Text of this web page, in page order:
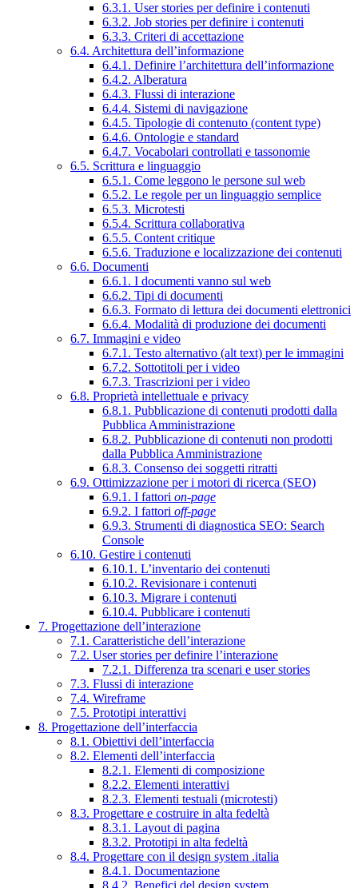
6.3.1. User stories per definire i contenuti
6.3.2. Job stories per definire i contenuti
6.3.3. Criteri di accettazione
6.4. Architettura dell’informazione
6.4.1. Definire l’architettura dell’informazione
6.4.2. Alberatura
6.4.3. Flussi di interazione
6.4.4. Sistemi di navigazione
6.4.5. Tipologie di contenuto (content type)
6.4.6. Ontologie e standard
6.4.7. Vocabolari controllati e tassonomie
6.5. Scrittura e linguaggio
6.5.1. Come leggono le persone sul web
6.5.2. Le regole per un linguaggio semplice
6.5.3. Microtesti
6.5.4. Scrittura collaborativa
6.5.5. Content critique
6.5.6. Traduzione e localizzazione dei contenuti
6.6. Documenti
6.6.1. I documenti vanno sul web
6.6.2. Tipi di documenti
6.6.3. Formato di lettura dei documenti elettronici
6.6.4. Modalità di produzione dei documenti
6.7. Immagini e video
6.7.1. Testo alternativo (alt text) per le immagini
6.7.2. Sottotitoli per i video
6.7.3. Trascrizioni per i video
6.8. Proprietà intellettuale e privacy
6.8.1. Pubblicazione di contenuti prodotti dalla
Pubblica Amministrazione
6.8.2. Pubblicazione di contenuti non prodotti
dalla Pubblica Amministrazione
6.8.3. Consenso dei soggetti ritratti
6.9. Ottimizzazione per i motori di ricerca (SEO)
6.9.1. I fattori on-page
6.9.2. I fattori off-page
6.9.3. Strumenti di diagnostica SEO: Search
Console
6.10. Gestire i contenuti
6.10.1. L’inventario dei contenuti
6.10.2. Revisionare i contenuti
6.10.3. Migrare i contenuti
6.10.4. Pubblicare i contenuti
7. Progettazione dell’interazione
7.1. Caratteristiche dell’interazione
7.2. User stories per definire l’interazione
7.2.1. Differenza tra scenari e user stories
7.3. Flussi di interazione
7.4. Wireframe
7.5. Prototipi interattivi
8. Progettazione dell’interfaccia
8.1. Obiettivi dell’interfaccia
8.2. Elementi dell’interfaccia
8.2.1. Elementi di composizione
8.2.2. Elementi interattivi
8.2.3. Elementi testuali (microtesti)
8.3. Progettare e costruire in alta fedeltà
8.3.1. Layout di pagina
8.3.2. Prototipi in alta fedeltà
8.4. Progettare con il design system .italia
8.4.1. Documentazione
8.4.2. Benefici del design system